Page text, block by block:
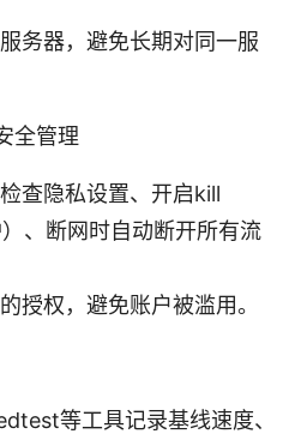
务器，避免长期对同一服
全管理
查隐私设置、开启kill
、断网时自动断开所有流
授权，避免账户被滥用。
等工具记录基线速度、